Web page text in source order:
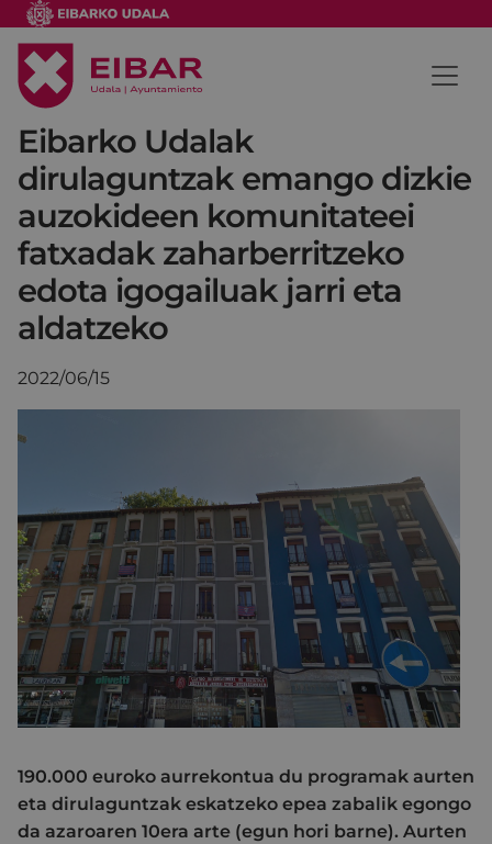
Eibarko Udalak
dirulaguntzak emango dizkie
auzokideen komunitateei
fatxadak zaharberritzeko
edota igogailuak jarri eta
aldatzeko
2022/06/15
190.000 euroko aurrekontua du programak aurten
eta dirulaguntzak eskatzeko epea zabalik egongo
da azaroaren 10era arte (egun hori barne). Aurten